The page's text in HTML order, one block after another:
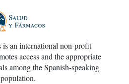
is an international non-profit
access and the appropriate
among the Spanish-speaking
population.